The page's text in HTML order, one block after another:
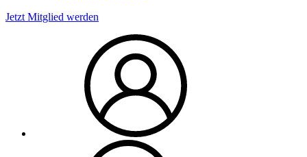
Jetzt Mitglied werden